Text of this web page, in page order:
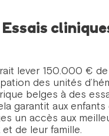
lever 150.000 €
des unités
belges à des
garantit aux enfants
un accès aux
de leur famille.